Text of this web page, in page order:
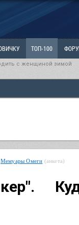
ТОП-100
Выскажись!
с женщиной зимой
Мемуары Омеги (анкета)